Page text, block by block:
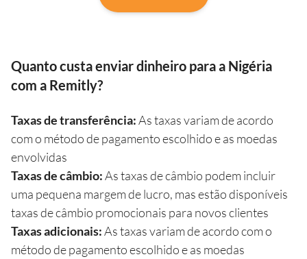
Quanto custa enviar dinheiro para a Nigéria
com a Remitly?
Taxas de transferência:As taxas variam de acordo
com o método de pagamento escolhido e as moedas
envolvidas
Taxas de câmbio:As taxas de câmbio podem incluir
uma pequena margem de lucro, mas estão disponíveis
taxas de câmbio promocionais para novos clientes
Taxas adicionais:As taxas variam de acordo com o
método de pagamento escolhido e as moedas